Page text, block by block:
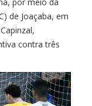
de Joaçaba, em
contra três
[…]